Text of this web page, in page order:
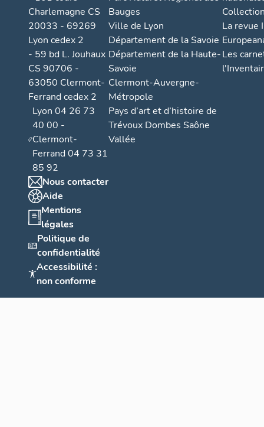
Charlemagne CS
20033 - 69269
Lyon cedex 2
- 59 bd L. Jouhaux
CS 90706 -
63050 Clermont-
Ferrand cedex 2
Lyon 04 26 73
40 00 -
Clermont-
Ferrand 04 73 31
85 92
Nous contacter
Aide
Mentions
légales
Politique de
confidentialité
Accessibilité :
non conforme
Bauges
Ville de Lyon
Département de la Savoie
Département de la Haute-
Savoie
Clermont-Auvergne-
Métropole
Pays d’art et d’histoire de
Trévoux Dombes Saône
Vallée
La revue
Les